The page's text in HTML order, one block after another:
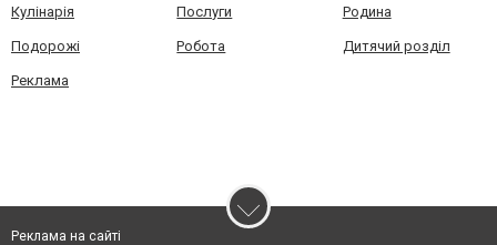
Кулінарія Послуги Родина
Подорожі Робота Дитячий розділ
Реклама
Реклама на сайті